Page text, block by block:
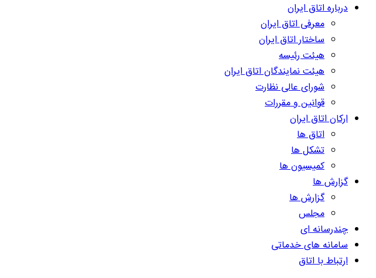
درباره اتاق ایران
معرفی اتاق ایران
ساختار اتاق ایران
هیئت رئیسه
هیئت نمایندگان اتاق ایران
شورای عالی نظارت
قوانین و مقررات
ارکان اتاق ایران
اتاق ها
تشکل ها
کمیسیون ها
گزارش ها
گزارش ها
مجلس
چندرسانه ای
سامانه های خدماتی
ارتباط با اتاق